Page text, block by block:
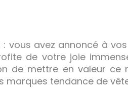
: vous avez annoncé à
de votre joie
de mettre en valeur ce
marques tendance de